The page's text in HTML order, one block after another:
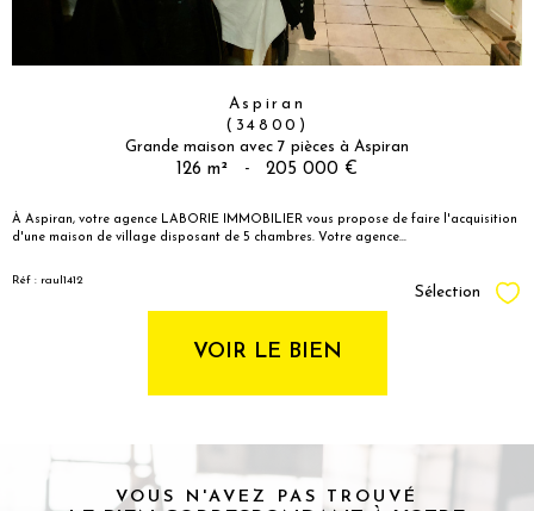
Aspiran
(34800)
Grande maison avec 7 pièces à Aspiran
126 m² - 205 000 €
À Aspiran, votre agence LABORIE IMMOBILIER vous propose de faire l'acquisition
d'une maison de village disposant de 5 chambres. Votre agence...
Réf : raul1412
Sélection
VOIR LE BIEN
VOUS N'AVEZ PAS TROUVÉ